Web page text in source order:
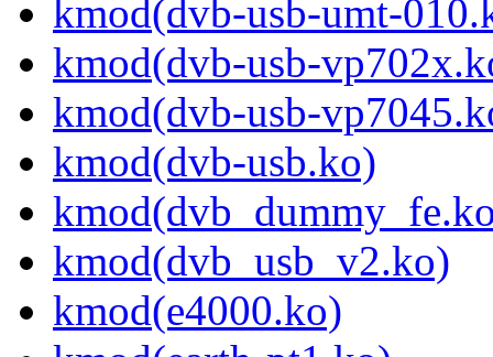
kmod(dvb-usb-umt-
kmod(dvb-usb-
kmod(dvb-usb-
kmod(dvb-usb.ko)
kmod(dvb_usb_v2.ko)
kmod(e4000.ko)